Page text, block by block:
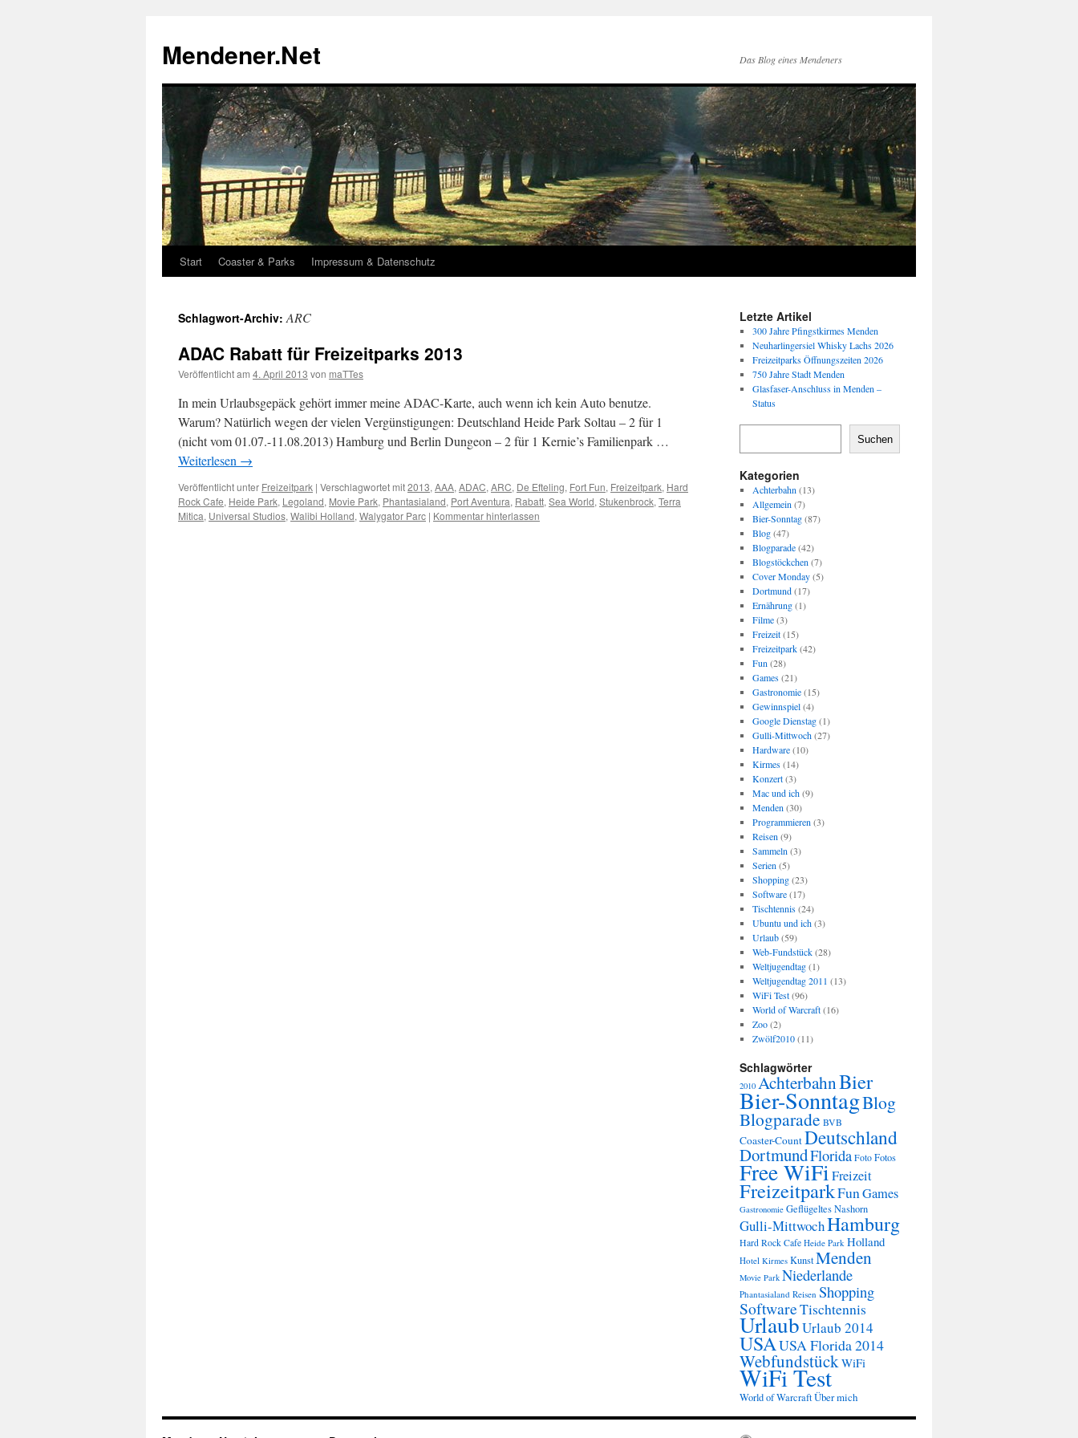
springen
Mendener.Net Das Blog eines Mendeners
Start Coaster & Parks Impressum & Datenschutz
Schlagwort-Archiv:ARC
ADAC Rabatt für Freizeitparks 2013
Veröffentlicht am 4. April 2013 von maTTes
In mein Urlaubsgepäck gehört immer meine ADAC-Karte, auch wenn ich kein Auto benutze.
Warum? Natürlich wegen der vielen Vergünstigungen: Deutschland Heide Park Soltau – 2 für 1
(nicht vom 01.07.-11.08.2013) Hamburg und Berlin Dungeon – 2 für 1 Kernie’s Familienpark …
Weiterlesen →
Veröffentlicht unter Freizeitpark | Verschlagwortet mit2013, AAA, ADAC, ARC, De Efteling, Fort Fun, Freizeitpark, Hard
Rock Cafe, Heide Park, Legoland, Movie Park, Phantasialand, Port Aventura, Rabatt, Sea World, Stukenbrock, Terra
Mitica, Universal Studios, Walibi Holland, Walygator Parc | Kommentar hinterlassen
Letzte Artikel
300 Jahre Pfingstkirmes Menden
Neuharlingersiel Whisky Lachs 2026
Freizeitparks Öffnungszeiten 2026
750 Jahre Stadt Menden
Glasfaser-Anschluss in Menden –
Status
Suchen
Kategorien
Achterbahn (13)
Allgemein (7)
Bier-Sonntag(87)
Blog(47)
Blogparade(42)
Blogstöckchen (7)
Cover Monday(5)
Dortmund(17)
Ernährung(1)
Filme(3)
Freizeit(15)
Freizeitpark(42)
Fun (28)
Games(21)
Gastronomie(15)
Gewinnspiel(4)
Google Dienstag(1)
Gulli-Mittwoch(27)
Hardware(10)
Kirmes(14)
Konzert(3)
Mac und ich(9)
Menden (30)
Programmieren (3)
Reisen (9)
Sammeln (3)
Serien (5)
Shopping(23)
Software(17)
Tischtennis(24)
Ubuntu und ich(3)
Urlaub(59)
Web-Fundstück(28)
Weltjugendtag(1)
Weltjugendtag 2011 (13)
WiFi Test(96)
World of Warcraft(16)
Zoo(2)
Zwölf2010(11)
Schlagwörter
2010 AchterbahnBier
Bier-SonntagBlog
Blogparade BVB
Coaster-CountDeutschland
DortmundFlorida Foto Fotos
Free WiFiFreizeit
FreizeitparkFunGames
Gastronomie Geflügeltes Nashorn
Gulli-MittwochHamburg
Hard Rock Cafe Heide Park Holland
Hotel Kirmes KunstMenden
Movie Park Niederlande
Phantasialand Reisen Shopping
SoftwareTischtennis
UrlaubUrlaub 2014
USAUSA Florida 2014
WebfundstückWiFi
WiFi Test
World of WarcraftÜber mich